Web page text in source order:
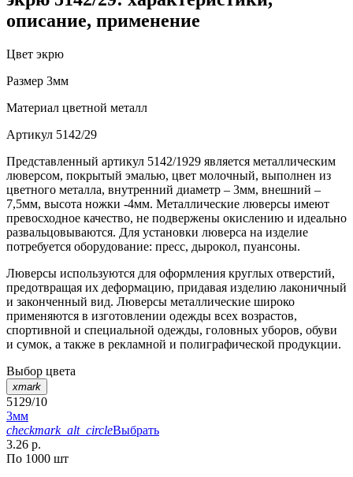
описание, применение
Цвет экрю
Размер 3мм
Материал цветной металл
Артикул 5142/29
Представленный артикул 5142/1929 является металлическим
люверсом, покрытый эмалью, цвет молочный, выполнен из
цветного металла, внутренний диаметр – 3мм, внешний –
7,5мм, высота ножки -4мм. Металлические люверсы имеют
превосходное качество, не подвержены окислению и идеально
развальцовываются. Для установки люверса на изделие
потребуется оборудование: пресс, дырокол, пуансоны.
Люверсы используются для оформления круглых отверстий,
предотвращая их деформацию, придавая изделию лаконичный
и законченный вид. Люверсы металлические широко
применяются в изготовлении одежды всех возрастов,
спортивной и специальной одежды, головных уборов, обуви
и сумок, а также в рекламной и полиграфической продукции.
Выбор цвета
xmark
5129/10
3мм
checkmark_alt_circleВыбрать
3.26 р.
По 1000 шт